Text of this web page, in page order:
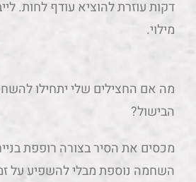
דקות עוזרת להוציא עודף לחות.
מילוי.
מה אם החצילים שלי יתחילו
הבישול?
מכסים את הסיר בצורה רופפת
השחמה נוספת מבלי להשפיע על